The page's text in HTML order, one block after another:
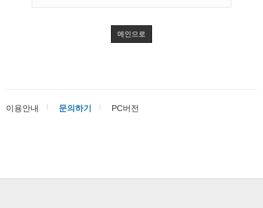
메인으로
이용안내 문의하기 PC버전